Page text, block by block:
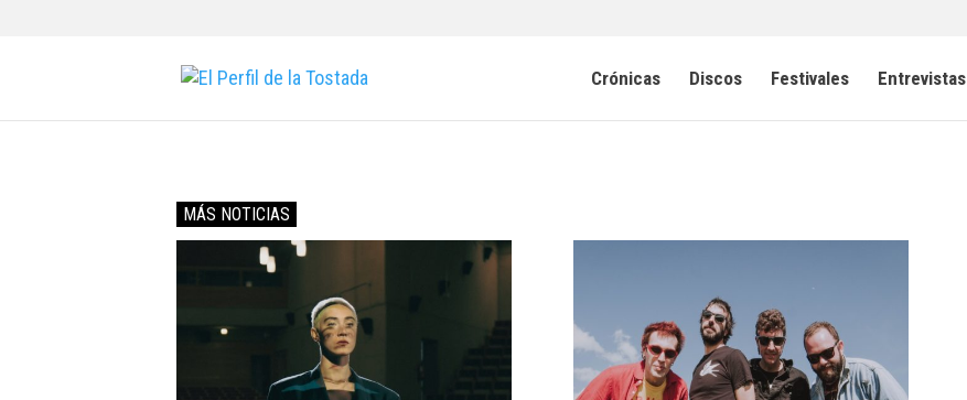
Crónicas Discos Festivales Entrevistas
MÁS NOTICIAS